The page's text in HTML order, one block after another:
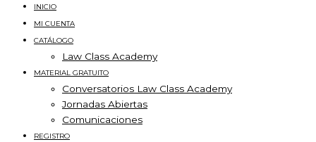
INICIO
MI CUENTA
CATÁLOGO
Law Class Academy
MATERIAL GRATUITO
Conversatorios Law Class Academy
Jornadas Abiertas
Comunicaciones
REGISTRO